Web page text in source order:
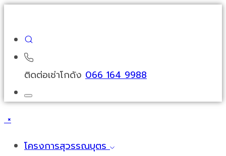
ติดต่อเช่าโกดัง 066 164 9988
×
โครงการสุวรรณบุตร